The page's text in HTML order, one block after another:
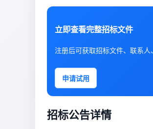
立即查看完整招标文件
注册后可获取招标文件、联系人
申请试用
招标公告详情